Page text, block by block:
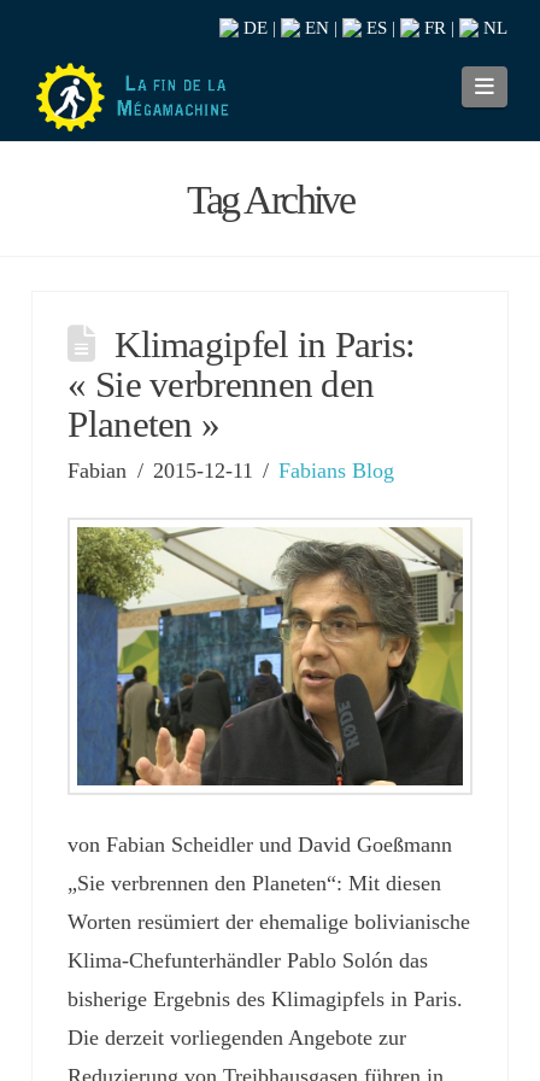
DE EN ES FR NL
Tag Archive
Klimagipfel in Paris:
« Sie verbrennen den
Planeten »
Fabian 2015-12-11 Fabians Blog
von Fabian Scheidler und David Goeßmann
„Sie verbrennen den Planeten“: Mit diesen
Worten resümiert der ehemalige bolivianische
Klima-Chefunterhändler Pablo Solón das
bisherige Ergebnis des Klimagipfels in Paris.
Die derzeit vorliegenden Angebote zur
Reduzierung von Treibhausgasen führen in